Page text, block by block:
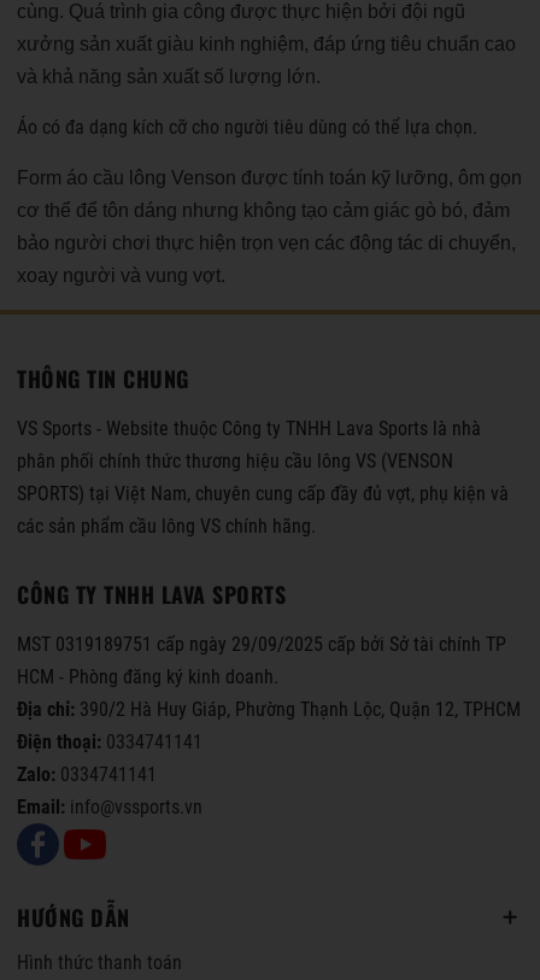
cùng. Quá trình gia công được thực hiện bởi đội ngũ
xưởng sản xuất giàu kinh nghiệm, đáp ứng tiêu chuẩn cao
và khả năng sản xuất số lượng lớn.
Áo có đa dạng kích cỡ cho người tiêu dùng có thể lựa chọn.
Form áo cầu lông Venson được tính toán kỹ lưỡng, ôm gọn
cơ thể để tôn dáng nhưng không tạo cảm giác gò bó, đảm
bảo người chơi thực hiện trọn vẹn các động tác di chuyển,
xoay người và vung vợt.
THÔNG TIN CHUNG
VS Sports - Website thuộc Công ty TNHH Lava Sports là nhà
phân phối chính thức thương hiệu cầu lông VS (VENSON
SPORTS) tại Việt Nam, chuyên cung cấp đầy đủ vợt, phụ kiện và
các sản phẩm cầu lông VS chính hãng.
CÔNG TY TNHH LAVA SPORTS
MST 0319189751 cấp ngày 29/09/2025 cấp bởi Sở tài chính TP
HCM - Phòng đăng ký kinh doanh.
Địa chỉ: 390/2 Hà Huy Giáp, Phường Thạnh Lộc, Quận 12, TPHCM
Điện thoại: 0334741141
Zalo: 0334741141
Email: info@vssports.vn
HƯỚNG DẪN
Hình thức thanh toán